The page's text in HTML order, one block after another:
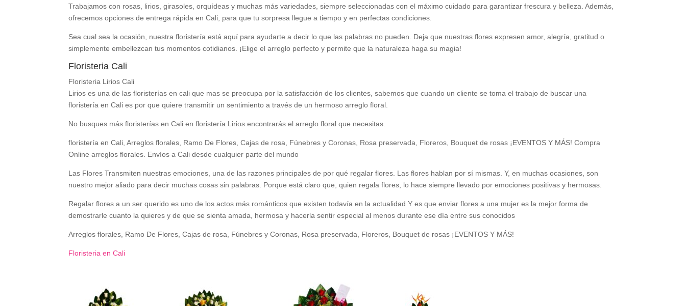
Trabajamos con rosas, lirios, girasoles, orquídeas y muchas más variedades, siempre seleccionadas con el máximo cuidado para garantizar frescura y belleza. Además,
ofrecemos opciones de entrega rápida en Cali, para que tu sorpresa llegue a tiempo y en perfectas condiciones.
Sea cual sea la ocasión, nuestra floristería está aquí para ayudarte a decir lo que las palabras no pueden. Deja que nuestras flores expresen amor, alegría, gratitud o
simplemente embellezcan tus momentos cotidianos. ¡Elige el arreglo perfecto y permite que la naturaleza haga su magia!
Floristeria Cali
Floristeria Lirios Cali
Lirios es una de las floristerías en cali que mas se preocupa por la satisfacción de los clientes, sabemos que cuando un cliente se toma el trabajo de buscar una
floristería en Cali es por que quiere transmitir un sentimiento a través de un hermoso arreglo floral.
No busques más floristerías en Cali en floristería Lirios encontrarás el arreglo floral que necesitas.
floristería en Cali, Arreglos florales, Ramo De Flores, Cajas de rosa, Fúnebres y Coronas, Rosa preservada, Floreros, Bouquet de rosas ¡EVENTOS Y MÁS! Compra
Online arreglos florales. Envíos a Cali desde cualquier parte del mundo
Las Flores Transmiten nuestras emociones, una de las razones principales de por qué regalar flores. Las flores hablan por sí mismas. Y, en muchas ocasiones, son
nuestro mejor aliado para decir muchas cosas sin palabras. Porque está claro que, quien regala flores, lo hace siempre llevado por emociones positivas y hermosas.
Regalar flores a un ser querido es uno de los actos más románticos que existen todavía en la actualidad Y es que enviar flores a una mujer es la mejor forma de
demostrarle cuanto la quieres y de que se sienta amada, hermosa y hacerla sentir especial al menos durante ese día entre sus conocidos
Arreglos florales, Ramo De Flores, Cajas de rosa, Fúnebres y Coronas, Rosa preservada, Floreros, Bouquet de rosas ¡EVENTOS Y MÁS!
Floristeria en Cali